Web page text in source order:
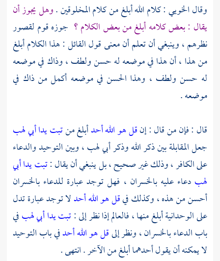
وقالالخويي: كلام الله أبلغ من كلام المخلوقين .وهل يجوز أن
يقال : بعض كلامه أبلغ من بعض الكلام ؟ جوزه قوم لقصور
نظرهم ، وينبغي أن تعلم أن معنى قول القائل : هذا الكلام أبلغ
من هذا ، أن هذا في موضعه له حسن ولطف ، وذاك في موضعه
له حسن ولطف ، وهذا الحسن في موضعه أكمل من ذاك في
موضعه .
قال : فإن من قال : إنقل هو الله أحدأبلغ منتبت يدا أبي لهب
جعل المقابلة بين ذكر الله وذكرأبي لهب ،وبين التوحيد والدعاء
على الكافر ، وذلك غير صحيح ، بل ينبغي أن يقال :تبت يدا أبي
لهبدعاء عليه بالخسران ، فهل توجد عبارة للدعاء بالخسران
أحسن من هذه ، وكذلك فيقل هو الله أحدلا توجد عبارة تدل
على الوحدانية أبلغ منها ، فالعالم إذا نظر إلى :تبت يدا أبي لهبفي
باب الدعاء بالخسران ، ونظر إلىقل هو الله أحدفي باب التوحيد
لا يمكنه أن يقول أحدهما أبلغ من الآخر . انتهى .